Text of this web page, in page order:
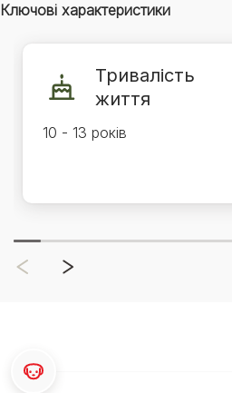
Ключові характеристики
Тривалість
життя
10 - 13 років